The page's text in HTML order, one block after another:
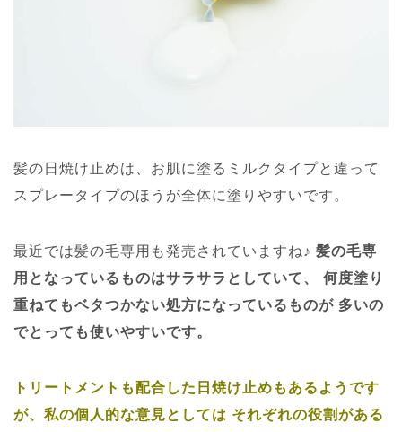
髪の日焼け止めは、お肌に塗るミルクタイプと違って
スプレータイプのほうが全体に塗りやすいです。
最近では髪の毛専用も発売されていますね♪ 髪の毛専
用となっているものはサラサラとしていて、
何度塗り
重ねてもベタつかない処方になっているものが 多いの
でとっても使いやすいです。
トリートメントも配合した日焼け止めもあるようです
が、私の個人的な意見としては それぞれの役割がある